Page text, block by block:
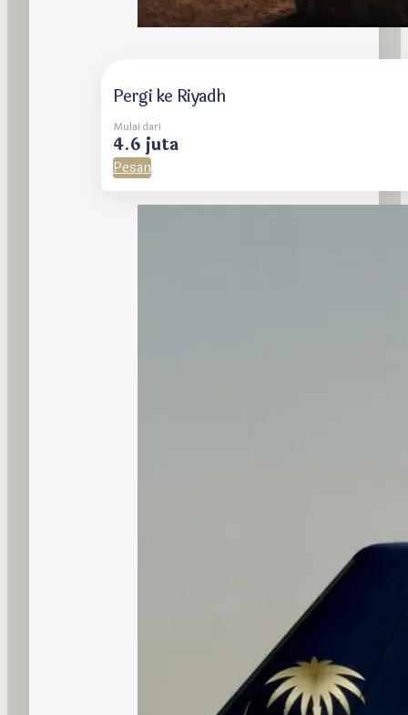
Pergi ke Riyadh
Mulai dari
4.6 juta
Pesan